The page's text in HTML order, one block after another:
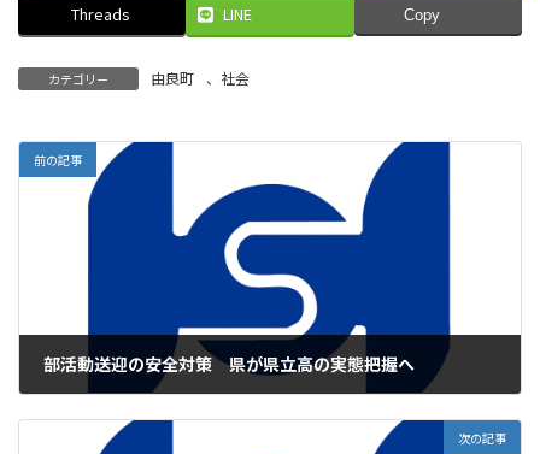
Threads
LINE Copy
カテゴリー 由良町 、 社会
前の記事
部活動送迎の安全対策 県が県立高の実態把握へ
次の記事